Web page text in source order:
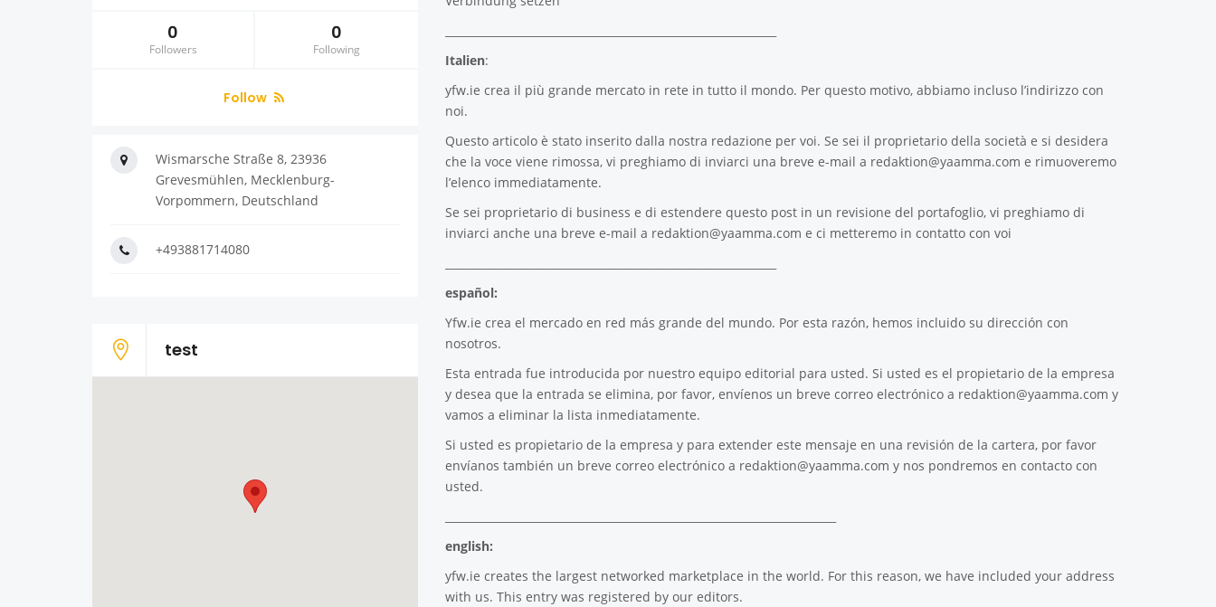
Italien:
yfw.ie crea il più grande mercato in rete in tutto il mondo. Per questo motivo, abbiamo incluso l’indirizzo con
noi.
Questo articolo è stato inserito dalla nostra redazione per voi. Se sei il proprietario della società e si desidera
che la voce viene rimossa, vi preghiamo di inviarci una breve e-mail a redaktion@yaamma.com e rimuoveremo
l’elenco immediatamente.
Se sei proprietario di business e di estendere questo post in un revisione del portafoglio, vi preghiamo di
inviarci anche una breve e-mail a redaktion@yaamma.com e ci metteremo in contatto con voi
español:
Yfw.ie crea el mercado en red más grande del mundo. Por esta razón, hemos incluido su dirección con
nosotros.
Esta entrada fue introducida por nuestro equipo editorial para usted. Si usted es el propietario de la empresa
y desea que la entrada se elimina, por favor, envíenos un breve correo electrónico a redaktion@yaamma.com y
vamos a eliminar la lista inmediatamente.
Si usted es propietario de la empresa y para extender este mensaje en una revisión de la cartera, por favor
envíanos también un breve correo electrónico a redaktion@yaamma.com y nos pondremos en contacto con
usted.
english:
yfw.ie creates the largest networked marketplace in the world. For this reason, we have included your address
with us. This entry was registered by our editors.
0
Followers
0
Following
Follow
Wismarsche Straße 8, 23936
Grevesmühlen, Mecklenburg-
Vorpommern, Deutschland
+493881714080
test